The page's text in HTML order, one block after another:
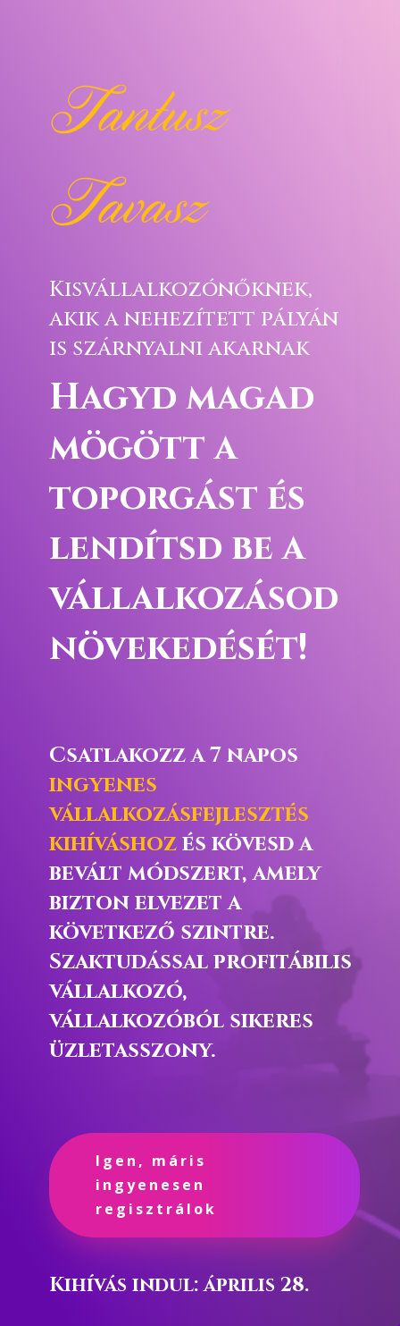
Tantusz
Tavasz
Kisvállalkozónőknek,
akik a nehezített pályán
is szárnyalni akarnak
Hagyd magad
mögött a
toporgást és
lendítsd be a
vállalkozásod
növekedését!
Csatlakozz a 7 napos
ingyenes
vállalkozásfejlesztés
kihíváshozés kövesd a
bevált módszert, amely
bizton elvezet a
következő szintre.
Szaktudással profitábilis
vállalkozó,
vállalkozóból sikeres
üzletasszony.
Igen, máris
ingyenesen
regisztrálok
Kihívás indul: április 28.